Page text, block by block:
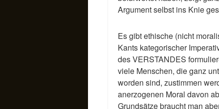
Argument selbst ins Knie
Es gibt ethische (nicht
Kants kategorischer
des VERSTANDES
viele Menschen, die ganz
worden sind, zustimmen
anerzogenen Moral davon
Grundsätze braucht man